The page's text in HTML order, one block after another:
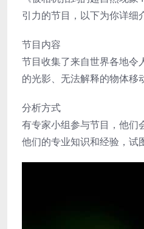
引力的节目，以下为你详细
节目内容
节目收集了来自世界各地令
的光影、无法解释的物体移
分析方式
有专家小组参与节目，他们
他们的专业知识和经验，试